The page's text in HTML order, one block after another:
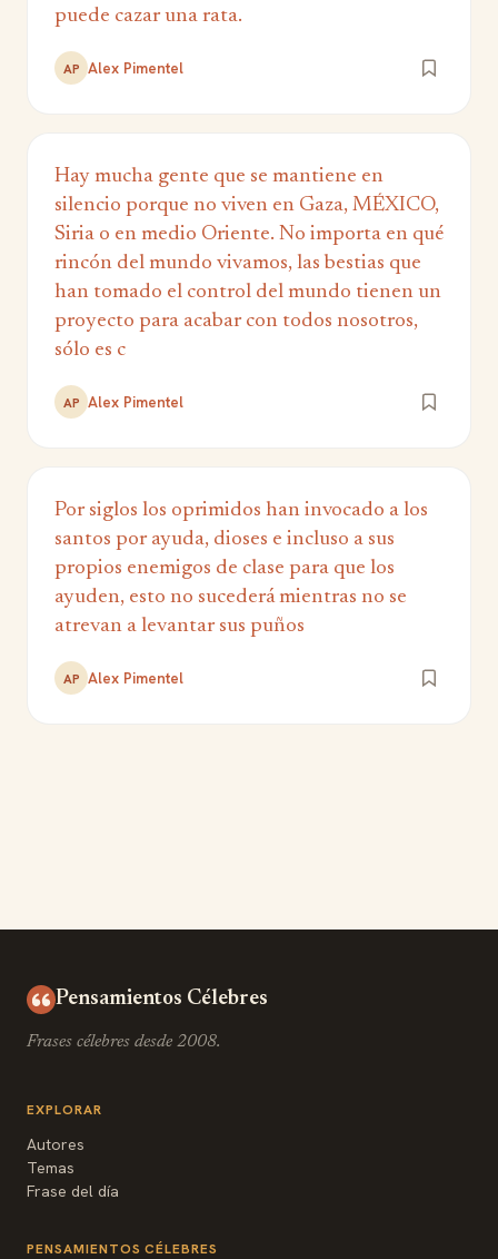
puede cazar una rata.
AP Alex Pimentel
Hay mucha gente que se mantiene en
silencio porque no viven en Gaza, MÉXICO,
Siria o en medio Oriente. No importa en qué
rincón del mundo vivamos, las bestias que
han tomado el control del mundo tienen un
proyecto para acabar con todos nosotros,
sólo es c
AP Alex Pimentel
Por siglos los oprimidos han invocado a los
santos por ayuda, dioses e incluso a sus
propios enemigos de clase para que los
ayuden, esto no sucederá mientras no se
atrevan a levantar sus puños
AP Alex Pimentel
Pensamientos Célebres
Frases célebres desde 2008.
EXPLORAR
Autores
Temas
Frase del día
PENSAMIENTOS CÉLEBRES